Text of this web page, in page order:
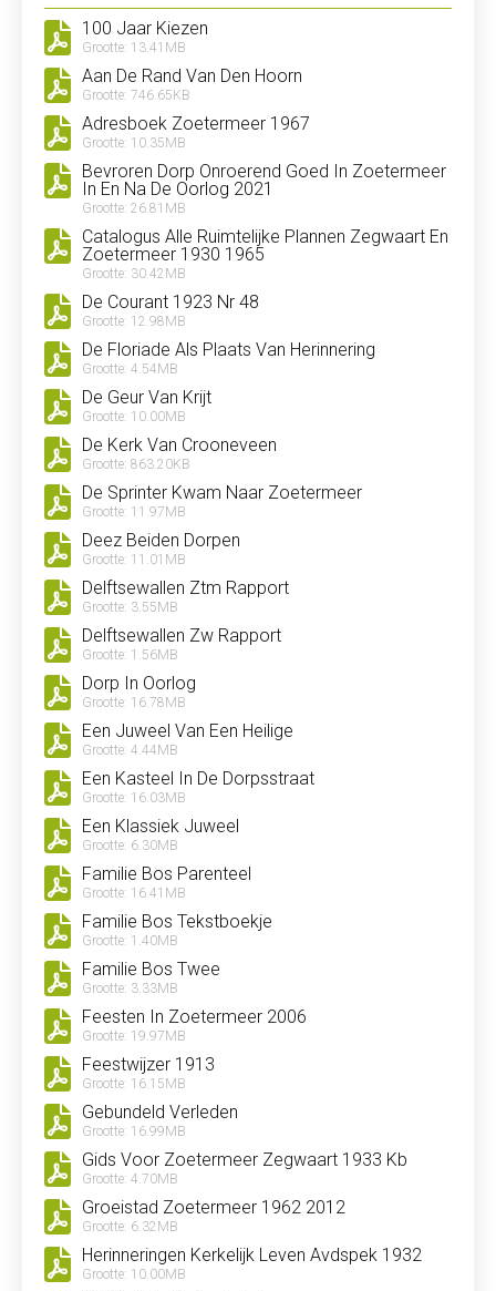
100 Jaar Kiezen
Grootte: 13.41MB
Aan De Rand Van Den Hoorn
Grootte: 746.65KB
Adresboek Zoetermeer 1967
Grootte: 10.35MB
Bevroren Dorp Onroerend Goed In Zoetermeer
In En Na De Oorlog 2021
Grootte: 26.81MB
Catalogus Alle Ruimtelijke Plannen Zegwaart En
Zoetermeer 1930 1965
Grootte: 30.42MB
De Courant 1923 Nr 48
Grootte: 12.98MB
De Floriade Als Plaats Van Herinnering
Grootte: 4.54MB
De Geur Van Krijt
Grootte: 10.00MB
De Kerk Van Crooneveen
Grootte: 863.20KB
De Sprinter Kwam Naar Zoetermeer
Grootte: 11.97MB
Deez Beiden Dorpen
Grootte: 11.01MB
Delftsewallen Ztm Rapport
Grootte: 3.55MB
Delftsewallen Zw Rapport
Grootte: 1.56MB
Dorp In Oorlog
Grootte: 16.78MB
Een Juweel Van Een Heilige
Grootte: 4.44MB
Een Kasteel In De Dorpsstraat
Grootte: 16.03MB
Een Klassiek Juweel
Grootte: 6.30MB
Familie Bos Parenteel
Grootte: 16.41MB
Familie Bos Tekstboekje
Grootte: 1.40MB
Familie Bos Twee
Grootte: 3.33MB
Feesten In Zoetermeer 2006
Grootte: 19.97MB
Feestwijzer 1913
Grootte: 16.15MB
Gebundeld Verleden
Grootte: 16.99MB
Gids Voor Zoetermeer Zegwaart 1933 Kb
Grootte: 4.70MB
Groeistad Zoetermeer 1962 2012
Grootte: 6.32MB
Herinneringen Kerkelijk Leven Avdspek 1932
Grootte: 10.00MB